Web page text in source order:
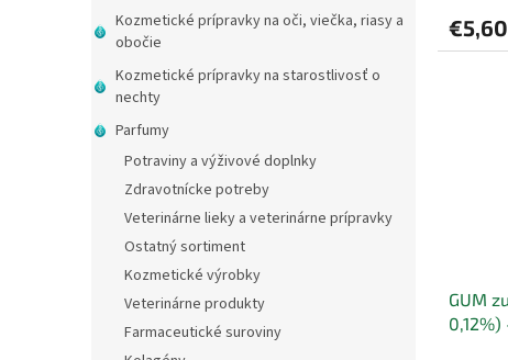
Kozmetické prípravky na oči, viečka, riasy a
obočie
Kozmetické prípravky na starostlivosť o
nechty
Parfumy
Potraviny a výživové doplnky
Zdravotnícke potreby
Veterinárne lieky a veterinárne prípravky
Ostatný sortiment
Kozmetické výrobky
Veterinárne produkty
Farmaceutické suroviny
€5,60
GUM
0,12%)